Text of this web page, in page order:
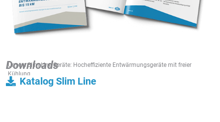
Unsere Slim Line Geräte: Hocheffiziente Entwärmungsgeräte mit freier
Kühlung
Downloads
Katalog Slim Line